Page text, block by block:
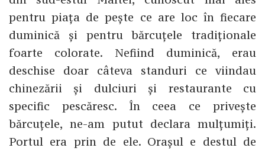
pentru piața de pește ce are loc în fiecare
duminică și pentru bărcuțele tradiționale
foarte colorate. Nefiind duminică, erau
deschise doar câteva standuri ce viindau
chinezării și dulciuri și restaurante cu
specific pescăresc. În ceea ce privește
bărcuțele, ne-am putut declara mulțumiți.
Portul era prin de ele. Orașul e destul de